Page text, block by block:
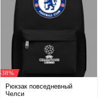
-38%
Рюкзак повседневный
Челси